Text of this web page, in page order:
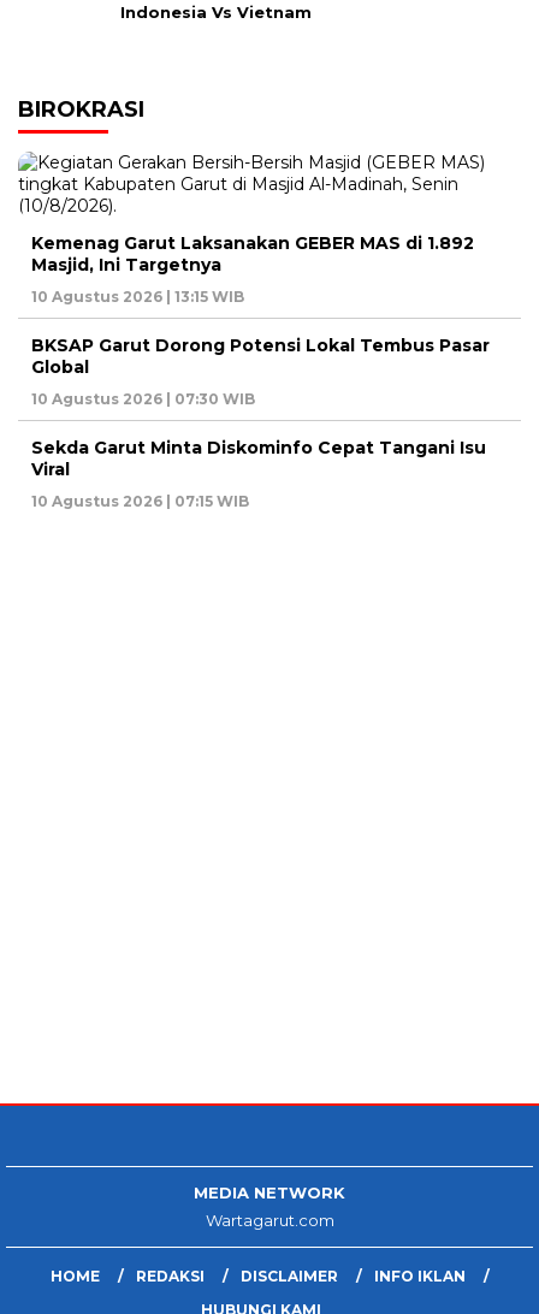
Indonesia Vs Vietnam
BIROKRASI
Kemenag Garut Laksanakan GEBER MAS di 1.892
Masjid, Ini Targetnya
10 Agustus 2026 | 13:15 WIB
BKSAP Garut Dorong Potensi Lokal Tembus Pasar
Global
10 Agustus 2026 | 07:30 WIB
Sekda Garut Minta Diskominfo Cepat Tangani Isu
Viral
10 Agustus 2026 | 07:15 WIB
MEDIA NETWORK
Wartagarut.com
HOME REDAKSI DISCLAIMER
INFO IKLAN
HUBUNGI KAMI